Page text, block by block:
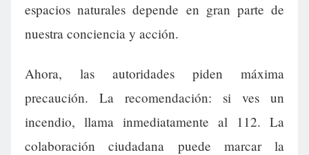
espacios naturales depende en gran parte de
nuestra conciencia y acción.
Ahora, las autoridades piden máxima
precaución. La recomendación: si ves un
incendio, llama inmediatamente al 112. La
colaboración ciudadana puede marcar la